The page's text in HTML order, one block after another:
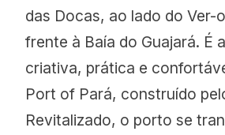
das Docas, ao lado do Ver-
frente à Baía do Guajará. É
criativa, prática e
Port of Pará, construído
Revitalizado, o porto se